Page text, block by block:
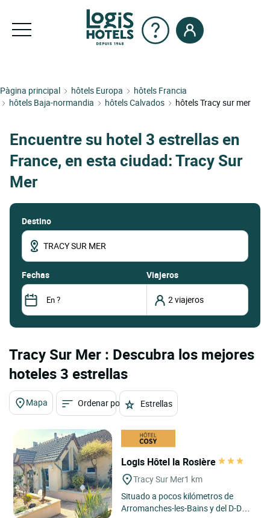
Pàgina principal hôtels Europa
hôtels Francia
hôtels Baja-normandia
hôtels Calvados hôtels Tracy sur mer
Encuentre su hotel 3 estrellas en
France, en esta ciudad: Tracy Sur
Mer
Destino
fechas Viajeros
Tracy Sur Mer : Descubra los mejores
hoteles 3 estrellas
Mapa Ordenar por Estrellas
Logis Hôtel la Rosière
Tracy Sur Mer1 km
Situado a pocos kilómetros de
Arromanches-les-Bains y del D-Day